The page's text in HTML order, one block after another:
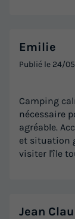
Emilie
Publié le 24/
Camping
nécessaire
agréable.
et situation
visiter l'île
Jean